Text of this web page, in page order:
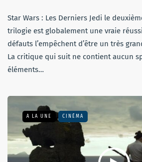
Star Wars : Les Derniers Jedi le
trilogie est globalement une vraie
défauts l’empêchent d’être un très
La critique qui suit ne contient aucun
éléments…
A LA UNE CINÉMA